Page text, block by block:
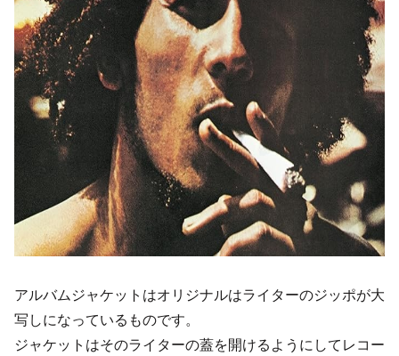
アルバムジャケットはオリジナルはライターのジッポが大
写しになっているものです。
ジャケットはそのライターの蓋を開けるようにしてレコー